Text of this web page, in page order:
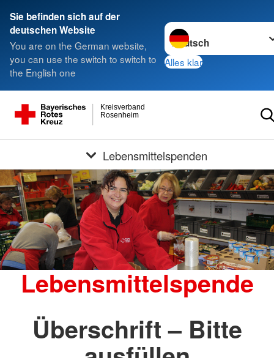
Sie befinden sich auf der
deutschen Website
You are on the German website,
you can use the switch to switch to
the English one
Sprache wechseln zu
Alles klar
Rosenheim
Kreisverband
Lebensmittelspenden
Lebensmittelspende
Überschrift – Bitte